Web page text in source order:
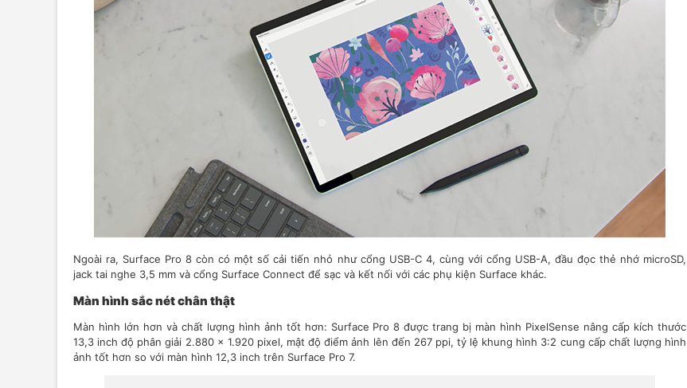
Ngoài ra, Surface Pro 8 còn có một số cải tiến nhỏ như cổng USB-C 4, cùng với cổng USB-A, đầu đọc thẻ nhớ microSD,
jack tai nghe 3,5 mm và cổng Surface Connect để sạc và kết nối với các phụ kiện Surface khác.
Màn hình sắc nét chân thật
Màn hình lớn hơn và chất lượng hình ảnh tốt hơn: Surface Pro 8 được trang bị màn hình PixelSense nâng cấp kích thước
13,3 inch độ phân giải 2.880 x 1.920 pixel, mật độ điểm ảnh lên đến 267 ppi, tỷ lệ khung hình 3:2 cung cấp chất lượng hình
ảnh tốt hơn so với màn hình 12,3 inch trên Surface Pro 7.